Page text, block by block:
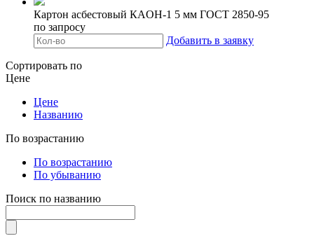
Картон асбестовый КАOН-1 5 мм ГОСТ 2850-95
по запросу
Добавить в заявку
Сортировать по
Цене
Цене
Названию
По возрастанию
По возрастанию
По убыванию
Поиск по названию